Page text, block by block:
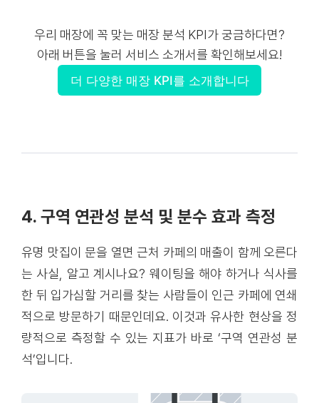
우리 매장에 꼭 맞는 매장 분석 KPI가 궁금하다면?
아래 버튼을 눌러 서비스 소개서를 확인해보세요!
더 다양한 매장 KPI를 소개합니다
4. 구역 연관성 분석 및 분수 효과 측정
유명 맛집이 문을 열면 근처 카페의 매출이 함께 오른다
는 사실, 알고 계시나요? 웨이팅을 해야 하거나 식사를
한 뒤 입가심할 거리를 찾는 사람들이 인근 카페에 연쇄
적으로 방문하기 때문인데요. 이것과 유사한 현상을 정
량적으로 측정할 수 있는 지표가 바로 ‘구역 연관성 분
석’입니다.